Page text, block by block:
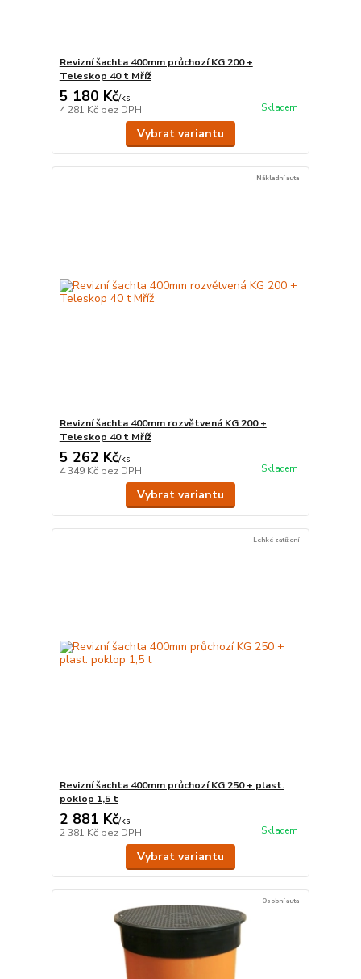
Revizní šachta 400mm průchozí KG 200 +
Teleskop 40 t Mříž
5 180 Kč/ks
4 281 Kč bez DPH Skladem
Vybrat variantu
Nákladní auta
Revizní šachta 400mm rozvětvená KG 200 +
Teleskop 40 t Mříž
5 262 Kč/ks
4 349 Kč bez DPH Skladem
Vybrat variantu
Lehké zatížení
Revizní šachta 400mm průchozí KG 250 + plast.
poklop 1,5 t
2 881 Kč/ks
2 381 Kč bez DPH Skladem
Vybrat variantu
Osobní auta